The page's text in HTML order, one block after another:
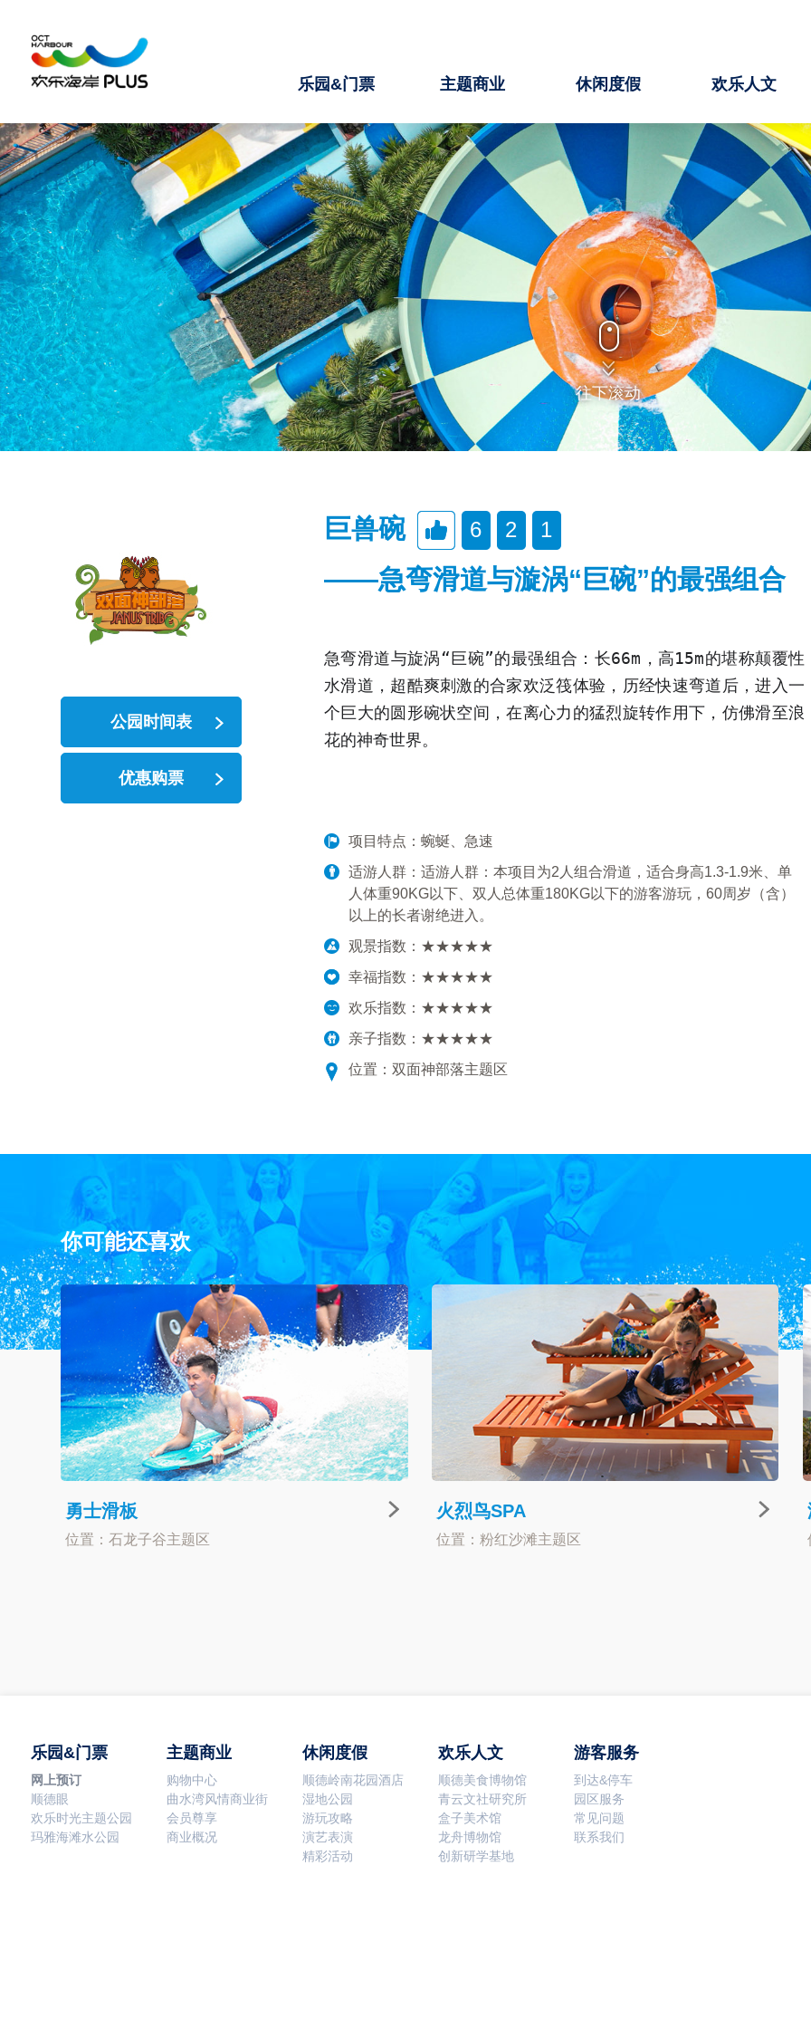
乐园&门票 主题商业 休闲度假 欢乐人文
往下滚动
公园时间表
优惠购票
巨兽碗 6 2 1
——急弯滑道与漩涡“巨碗”的最强组合
急弯滑道与旋涡“巨碗”的最强组合：长66m，高15m的堪称颠覆性
水滑道，超酷爽刺激的合家欢泛筏体验，历经快速弯道后，进入一
个巨大的圆形碗状空间，在离心力的猛烈旋转作用下，仿佛滑至浪
花的神奇世界。
项目特点：蜿蜒、急速
适游人群：适游人群：本项目为2人组合滑道，适合身高1.3-1.9米、单
人体重90KG以下、双人总体重180KG以下的游客游玩，60周岁（含）
以上的长者谢绝进入。
观景指数：★★★★★
幸福指数：★★★★★
欢乐指数：★★★★★
亲子指数：★★★★★
位置：双面神部落主题区
你可能还喜欢
勇士滑板
位置：石龙子谷主题区
火烈鸟SPA
位置：粉红沙滩主题区
乐园&门票
网上预订
顺德眼
欢乐时光主题公园
玛雅海滩水公园
主题商业
购物中心
曲水湾风情商业街
会员尊享
商业概况
休闲度假
顺德岭南花园酒店
湿地公园
游玩攻略
演艺表演
精彩活动
欢乐人文
顺德美食博物馆
青云文社研究所
盒子美术馆
龙舟博物馆
创新研学基地
游客服务
到达&停车
园区服务
常见问题
联系我们